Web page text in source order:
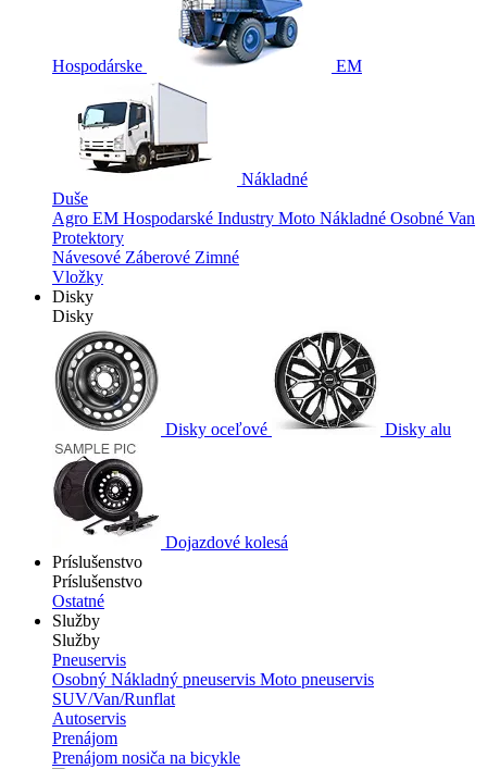
Hospodárske EM
Nákladné
Duše
Agro EM Hospodarské Industry Moto Nákladné Osobné Van
Protektory
Návesové Záberové Zimné
Vložky
Disky
Disky
Disky oceľové Disky alu
Dojazdové kolesá
Príslušenstvo
Príslušenstvo
Ostatné
Služby
Služby
Pneuservis
Osobný Nákladný pneuservis Moto pneuservis
SUV/Van/Runflat
Autoservis
Prenájom
Prenájom nosiča na bicykle